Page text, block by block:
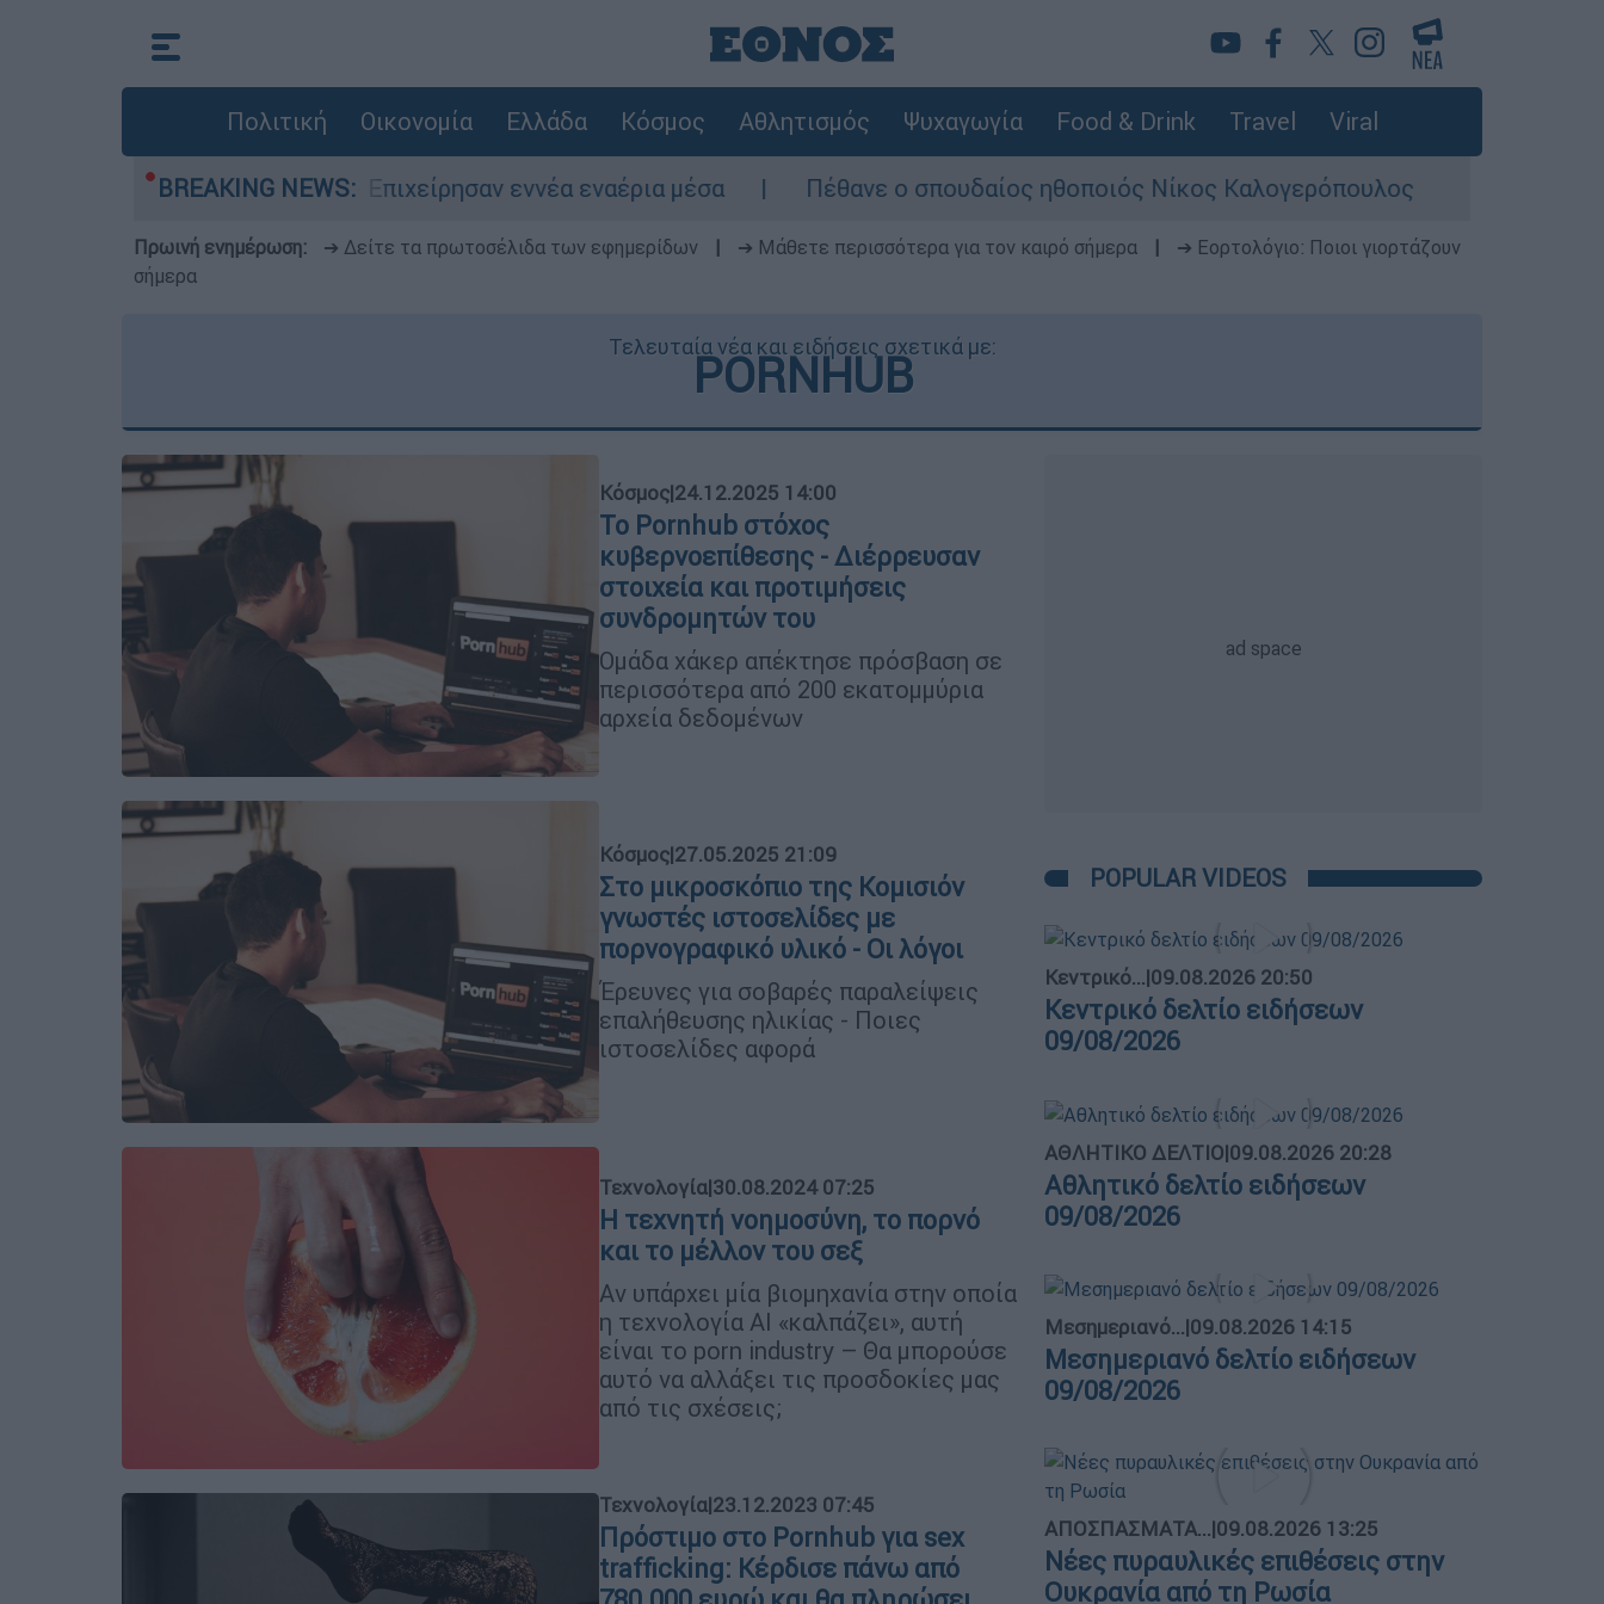
Πολιτική Οικονομία Ελλάδα Κόσμος Αθλητισμός Ψυχαγωγία Food & Drink Travel Viral
BREAKING NEWS:
Ηλείας - Επιχείρησαν εννέα εναέρια μέσα Πέθανε ο σπουδαίος ηθοποιός Νίκος Καλογερόπουλος Σκιάθος: Φρικιαστική
Πρωινή ενημέρωση: ➔ Δείτε τα πρωτοσέλιδα των εφημερίδων ➔ Μάθετε περισσότερα για τον καιρό σήμερα
➔ Εορτολόγιο: Ποιοι γιορτάζουν
σήμερα
Τελευταία νέα και ειδήσεις σχετικά με:
PORNHUB
Κόσμος|24.12.2025 14:00
To Pornhub στόχος
κυβερνοεπίθεσης - Διέρρευσαν
στοιχεία και προτιμήσεις
συνδρομητών του
Ομάδα χάκερ απέκτησε πρόσβαση σε
περισσότερα από 200 εκατομμύρια
αρχεία δεδομένων
Κόσμος|27.05.2025 21:09
Στο μικροσκόπιο της Κομισιόν
γνωστές ιστοσελίδες με
πορνογραφικό υλικό - Οι λόγοι
Έρευνες για σοβαρές παραλείψεις
επαλήθευσης ηλικίας - Ποιες
ιστοσελίδες αφορά
Τεχνολογία|30.08.2024 07:25
Η τεχνητή νοημοσύνη, το πορνό
και το μέλλον του σεξ
Αν υπάρχει μία βιομηχανία στην οποία
η τεχνολογία ΑΙ «καλπάζει», αυτή
είναι το porn industry – Θα μπορούσε
αυτό να αλλάξει τις προσδοκίες μας
από τις σχέσεις;
Τεχνολογία|23.12.2023 07:45
Πρόστιμο στο Pornhub για sex
trafficking: Κέρδισε πάνω από
POPULAR VIDEOS
Κεντρικό...|09.08.2026 20:50
Κεντρικό δελτίο ειδήσεων
09/08/2026
ΑΘΛΗΤΙΚΟ ΔΕΛΤΙΟ|09.08.2026 20:28
Αθλητικό δελτίο ειδήσεων
09/08/2026
Μεσημεριανό...|09.08.2026 14:15
Μεσημεριανό δελτίο ειδήσεων
09/08/2026
ΑΠΟΣΠΑΣΜΑΤΑ...|09.08.2026 13:25
Νέες πυραυλικές επιθέσεις στην
Ουκρανία από τη Ρωσία